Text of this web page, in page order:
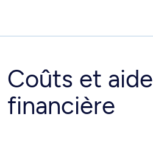
Coûts et aide
financière